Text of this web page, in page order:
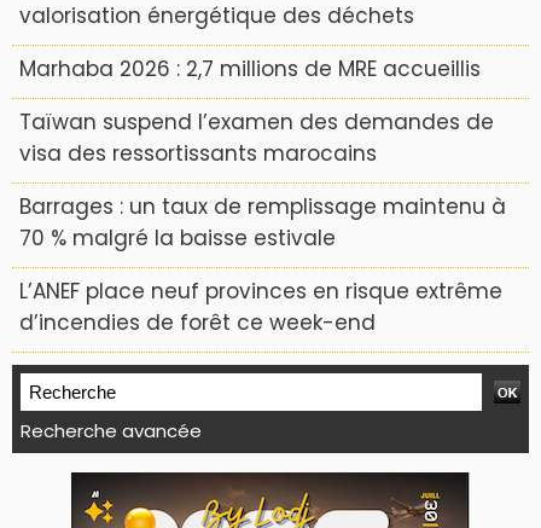
valorisation énergétique des déchets
Marhaba 2026 : 2,7 millions de MRE accueillis
Taïwan suspend l’examen des demandes de
visa des ressortissants marocains
Barrages : un taux de remplissage maintenu à
70 % malgré la baisse estivale
L’ANEF place neuf provinces en risque extrême
d’incendies de forêt ce week-end
Recherche avancée